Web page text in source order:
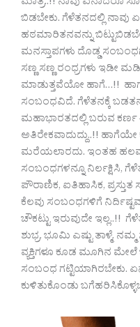
ಮಾತ್ರ..!! ನಾವು ಏನಾದರೂ
ಬಿಡಬೇಕು. ಗೆಳೆತನದಲ್ಲಿ ನಾವು
ಹಠಮಾರಿತನವನ್ನು
ಮನಸ್ತಾಪಗಳು ದೊಡ್ಡ
ಸಣ್ಣ ಸಣ್ಣ ರಂಧ್ರಗಳು ಇಡೀ
ಮಾಡುತ್ತವೆಯೋ ಹಾಗೆ…!!
ಸಂಬಂಧವಿದೆ. ಗೆಳೆತನಕ್ಕೆ
ಮಹಾಭಾರತದಲ್ಲಿ ಬರುವ
ಅತಿರೇಕವಾದುದ್ದು..!! ಹಾಗೆಯೇ
ಮರೆಯಲಾರದು. ಇಂತಹ
ಸಂಬಂಧಗಳನ್ನೂ ನಿರ್ಲಕ್ಷಿಸಿ,
ಪೌರಾಣಿಕ, ಐತಿಹಾಸಿಕ, ಪ್ರಸ್ತುತ
ಕೆಲವು ಸಂಬಂಧಗಳಿಗೆ
ಚೌಕಟ್ಟು ಇರುವುದೇ ಇಲ್ಲ..!!
ಶುಭ್ರ. ಭೂಮಿ ಎಷ್ಟು ತಾಳ್ಮೆ.
ವ್ಯಕ್ತಿಗಳೂ ಕೂಡ ಮೂಗಿನ ಮೇಲೆ
ಸಂಬಂಧ ಗಟ್ಟಿಯಾಗಿರಬೇಕು.
ಕುಳಿತುಕೊಂಡು